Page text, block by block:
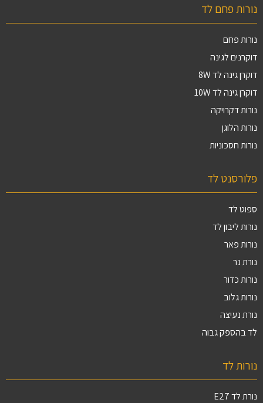
נורות פחם לד
נורות פחם
דוקרנים לגינה
דוקרן גינה לד 8W
דוקרן גינה לד 10W
נורות דקרויקה
נורות הלוגן
נורות חסכוניות
פלורסנט לד
ספוט לד
נורות ליבון לד
נורות פאר
נורת נר
נורות כדור
נורות גלוב
נורת נעיצה
לד בהספק גבוה
נורות לד
נורת לד E27